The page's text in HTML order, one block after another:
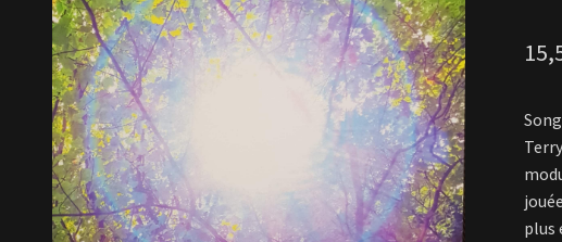
plus